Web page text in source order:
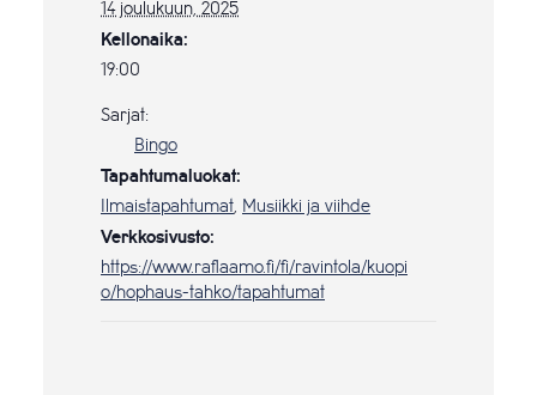
14 joulukuun, 2025
Kellonaika:
19:00
Sarjat:
Bingo
Tapahtumaluokat:
Ilmaistapahtumat, Musiikki ja viihde
Verkkosivusto:
https://www.raflaamo.fi/fi/ravintola/kuopi
o/hophaus-tahko/tapahtumat